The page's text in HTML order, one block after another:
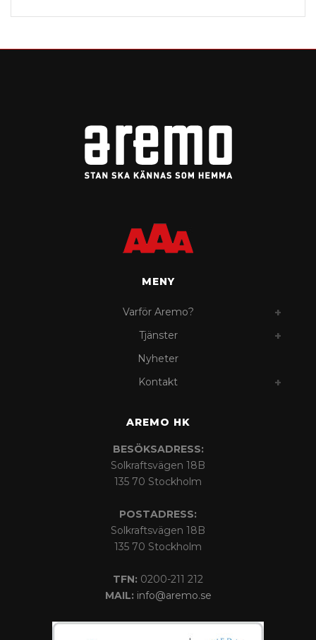
MENY
Varför Aremo?
Tjänster
Nyheter
Kontakt
AREMO HK
BESÖKSADRESS:
Solkraftsvägen 18B
135 70 Stockholm
POSTADRESS:
Solkraftsvägen 18B
135 70 Stockholm
TFN: 0200-211 212
MAIL: info@aremo.se